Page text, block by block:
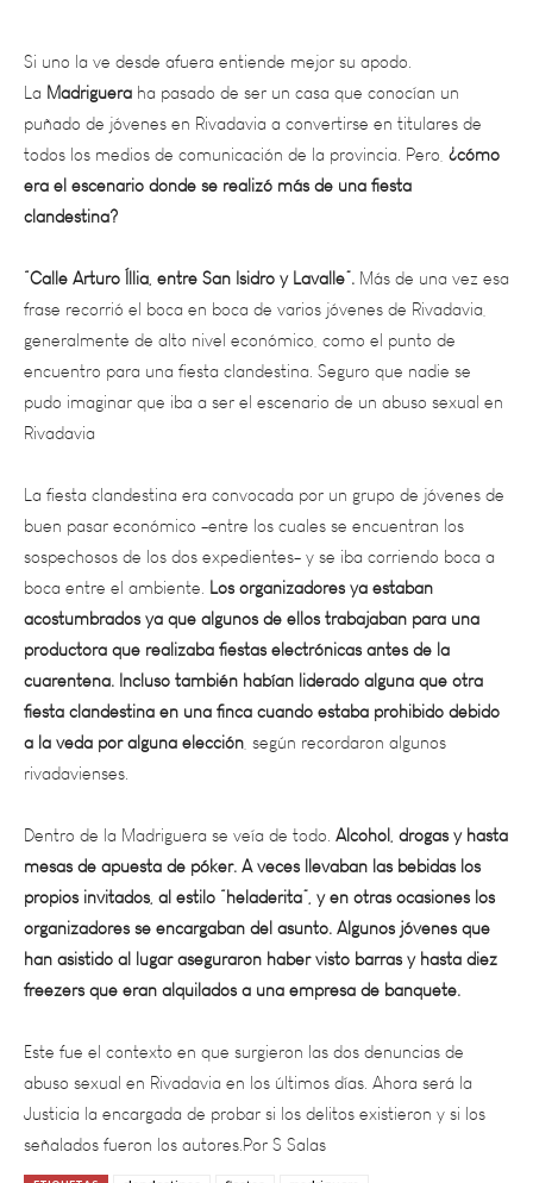
LaMadrigueraha pasado de ser un casa que conocían un
puñado de jóvenes en Rivadavia a convertirse en titulares de
todos los medios de comunicación de la provincia. Pero,¿cómo
era el escenario donde se realizó más de una fiesta
clandestina?
“Calle Arturo Íllia, entre San Isidro y Lavalle”.
frase recorrió el boca en boca de varios jóvenes de Rivadavia,
generalmente de alto nivel económico, como el punto de
encuentro para una fiesta clandestina. Seguro que nadie se
pudo imaginar que iba a ser el escenario de un abuso sexual en
Rivadavia
La fiesta clandestina era convocada por un grupo de jóvenes de
buen pasar económico -entre los cuales se encuentran los
sospechosos de los dos expedientes- y se iba corriendo boca a
boca entre el ambiente.Los organizadores ya estaban
acostumbrados ya que algunos de ellos trabajaban para una
productora que realizaba fiestas electrónicas antes de la
cuarentena. Incluso también habían liderado alguna que otra
fiesta clandestina en una finca cuando estaba prohibido debido
a la veda por alguna elección, según recordaron algunos
rivadavienses.
Dentro de la Madriguera se veía de todo.
mesas de apuesta de póker. A veces llevaban las bebidas los
propios invitados, al estilo “heladerita”, y en otras ocasiones los
organizadores se encargaban del asunto. Algunos jóvenes que
han asistido al lugar aseguraron haber visto barras y hasta diez
freezers que eran alquilados a una empresa de banquete.
Este fue el contexto en que surgieron las dos denuncias de
abuso sexual en Rivadavia en los últimos días. Ahora será la
Justicia la encargada de probar si los delitos existieron y si los
señalados fueron los autores.Por S Salas